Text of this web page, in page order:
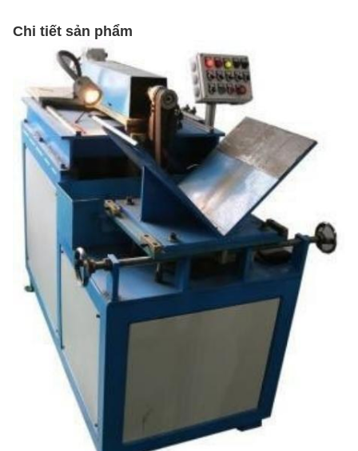
Chi tiết sản phẩm